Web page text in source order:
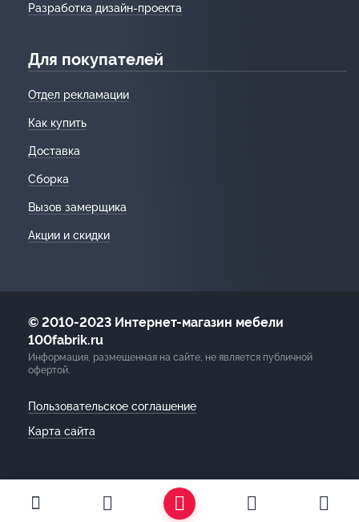
Разработка дизайн-проекта
Для покупателей
Отдел рекламации
Как купить
Доставка
Сборка
Вызов замерщика
Акции и скидки
© 2010-2023 Интернет-магазин мебели
100fabrik.ru
Информация, размещенная на сайте, не является публичной
офертой.
Пользовательское соглашение
Карта сайта